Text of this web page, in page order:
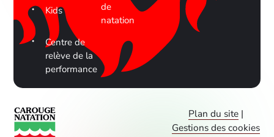
Kids
Centre de
relève de la
performance
de
natation
Plan du site|
Gestions des cookies